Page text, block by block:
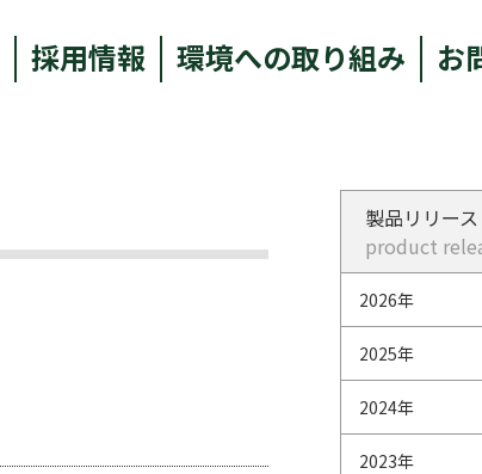
採用情報 環境への取り組み お
製品リリース
product
2026年
2025年
2024年
2023年